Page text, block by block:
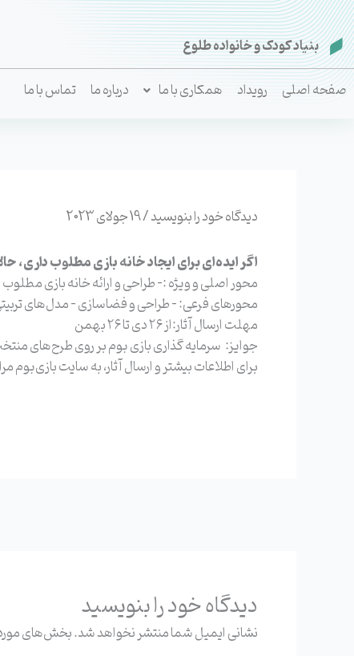
پرش
به
محتوا بنیاد کودک و خانواده طلوع​
صفحه اصلی رویداد همکاری با ما درباره ما تماس با ما
دیدگاه‌ خود را بنویسید/19 جولای 2023
اگر ایده‌ای برای ایجاد خانه بازی مطلوب داری،
محور اصلی و ویژه :- طراحی و ارائه خانه بازی مطلوب
محورهای فرعی: – طراحی و فضاسازی – مدل‌های
مهلت ارسال آثار:از ۲۶ دی تا ۲۶ بهمن
جوایز: سرمایه گذاری بازی بوم بر روی طرح‌های منتخب محور ویژه ۵ اعتبار حمایتی به
برای اطلاعات بیشتر و ارسال آثار، به سایت بازی‌بوم
دیدگاه‌ خود را بنویسید
نشانی ایمیل شما منتشر نخواهد شد.بخش‌های